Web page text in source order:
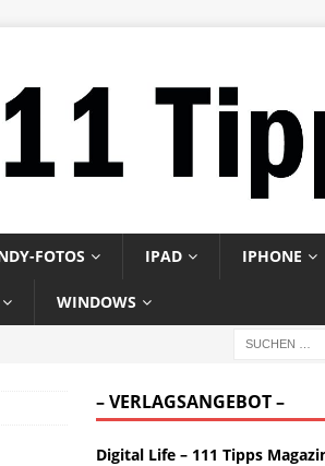
FOTOS IPAD IPHONE
WINDOWS
– VERLAGSANGEBOT –
Digital Life – 111 Tipps